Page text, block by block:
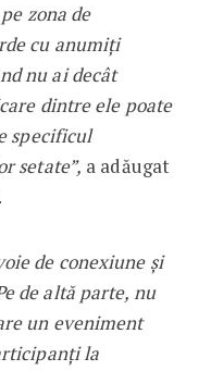
zona de
cu anumiți
nu ai decât
dintre ele poate
specificul
setate”, a adăugat
.
de cone­xiune și
de altă parte, nu
un eveniment
la